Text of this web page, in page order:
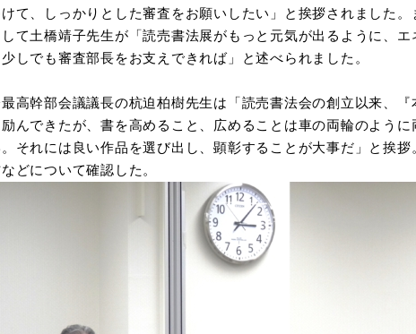
て、しっかりとした審査をお願いしたい」と挨拶されました
て土橋靖子先生が「読売書法展がもっと元気が出るように、エ
しでも審査部長をお支えできれば」と述べられました。
高幹部会議議長の杭迫柏樹先生は「読売書法会の創立以来、
んできたが、書を高めること、広めることは車の両輪のように
それには良い作品を選び出し、顕彰することが大事だ」と挨拶
どについて確認した。